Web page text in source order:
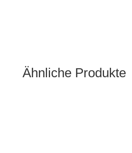
Ähnliche Produkte